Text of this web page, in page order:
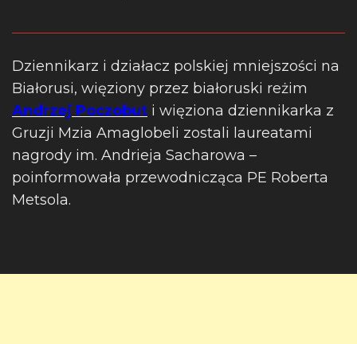
Dziennikarz i działacz polskiej mniejszości na
Białorusi, więziony przez białoruski reżim
Andrzej Poczobut i więziona dziennikarka z
Gruzji Mzia Amaglobeli zostali laureatami
nagrody im. Andrieja Sacharowa –
poinformowała przewodnicząca PE Roberta
Metsola.